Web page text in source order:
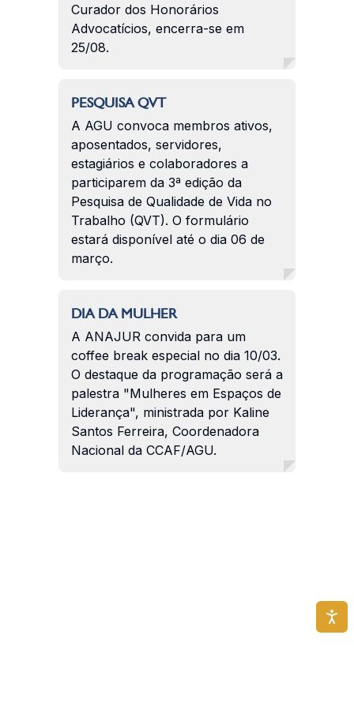
Curador dos Honorários
Advocatícios, encerra-se em
25/08.
PESQUISA QVT
A AGU convoca membros ativos,
aposentados, servidores,
estagiários e colaboradores a
participarem da 3ª edição da
Pesquisa de Qualidade de Vida no
Trabalho (QVT). O formulário
estará disponível até o dia 06 de
março.
DIA DA MULHER
A ANAJUR convida para um
coffee break especial no dia 10/03.
O destaque da programação será a
palestra "Mulheres em Espaços de
Liderança", ministrada por Kaline
Santos Ferreira, Coordenadora
Nacional da CCAF/AGU.